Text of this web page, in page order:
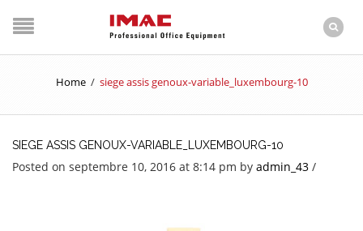
Home / siege assis genoux-variable_luxembourg-10
SIEGE ASSIS GENOUX-VARIABLE_LUXEMBOURG-10
Posted on septembre 10, 2016 at 8:14 pm by admin_43 /